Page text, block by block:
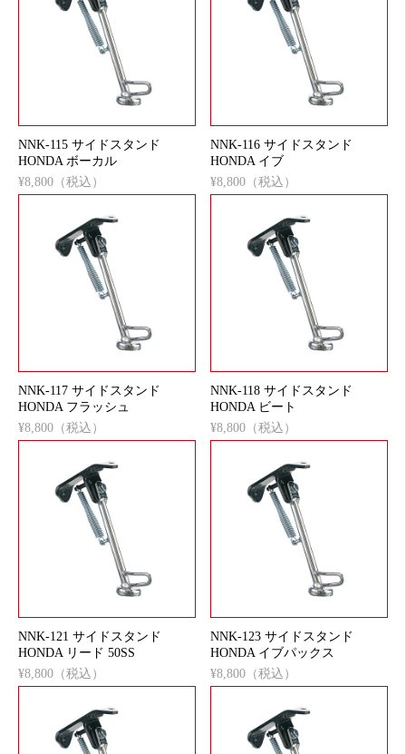
NNK-115 サイドスタンド
HONDA ボーカル
¥8,800（税込）
NNK-116 サイドスタンド
HONDA イブ
¥8,800（税込）
NNK-117 サイドスタンド
HONDA フラッシュ
¥8,800（税込）
NNK-118 サイドスタンド
HONDA ビート
¥8,800（税込）
NNK-121 サイドスタンド
HONDA リード 50SS
¥8,800（税込）
NNK-123 サイドスタンド
HONDA イブパックス
¥8,800（税込）